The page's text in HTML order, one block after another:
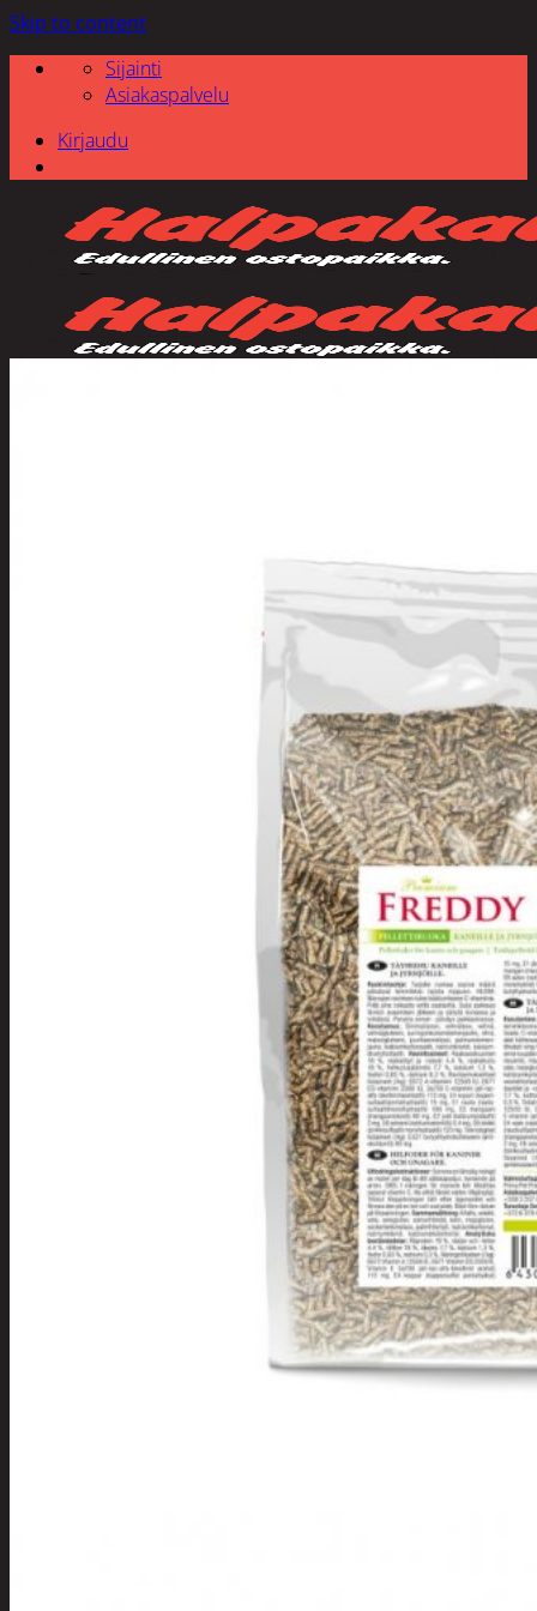
Skip to content
Sijainti
Asiakaspalvelu
Kirjaudu
Poistotuotteet
Kausituotteet
Joulu
Joulu- ja kausivalot
Eläimet ja
tontut
Kyntteliköt
Valoketjut ja
kuusenvalot
Joulukoristeet
Kranssit ja
asetelmat
Tontut ja
muut
Joulutekstiilit
Paketointi
Marjastus
Talvi
Päivittäistavarat
Apuvälineet
Hengityssuojaimet ja
desinfiointi
Henkilökohtainen
hygienia
Deodorantit
Hiustenhoito
Hiusharjat ja
Hiuspinnit ja
lenkit
Hiusvärit